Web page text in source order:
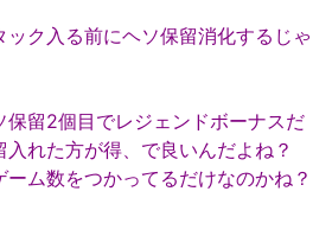
ック入る前にヘソ保留消化するじゃ
保留2個目でレジェンドボーナスだ
れた方が得、で良いんだよね？
ム数をつかってるだけなのかね？